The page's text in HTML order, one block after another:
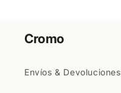
Cromo
Envíos & Devoluciones